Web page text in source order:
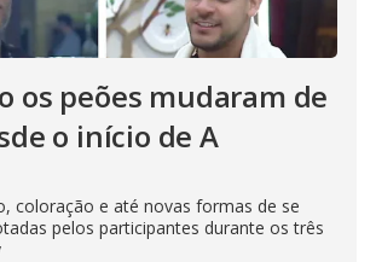
os peões mudaram de
o início de A
coloração e até novas formas de se
pelos participantes durante os três